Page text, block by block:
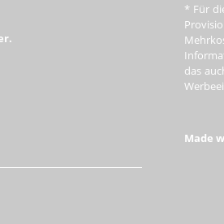
* Für
das
Made